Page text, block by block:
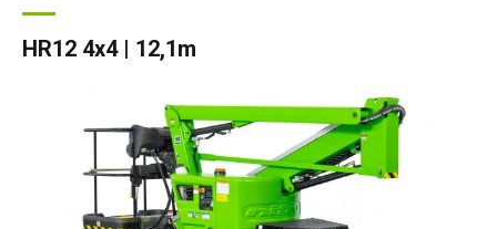
HR12 4x4 | 12,1m